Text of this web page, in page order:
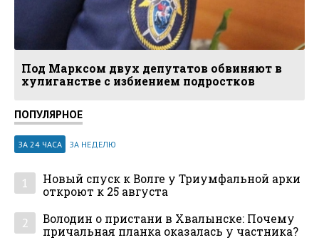
Под Марксом двух депутатов обвиняют в
хулиганстве с избиением подростков
ПОПУЛЯРНОЕ
ЗА 24 ЧАСА ЗА НЕДЕЛЮ
1
Новый спуск к Волге у Триумфальной арки
откроют к 25 августа
2
Володин о пристани в Хвалынске: Почему
причальная планка оказалась у частника?